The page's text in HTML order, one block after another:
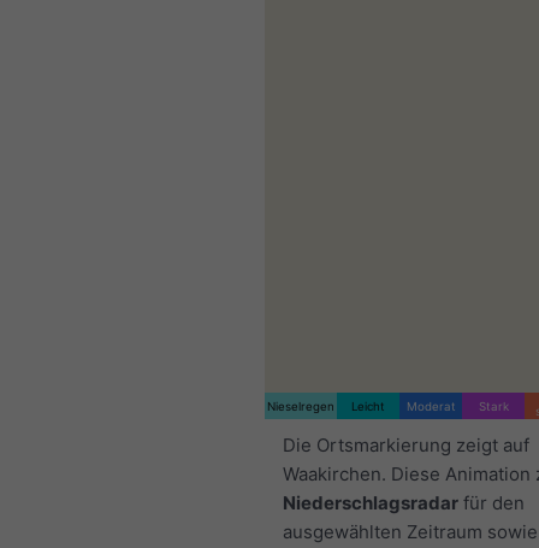
Nieselregen Leicht Moderat Stark
Die Ortsmarkierung zeigt auf
Waakirchen. Diese Animation
Niederschlagsradar für den
ausgewählten Zeitraum